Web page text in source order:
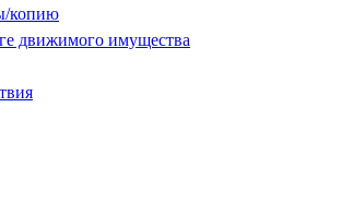
копию
движимого имущества